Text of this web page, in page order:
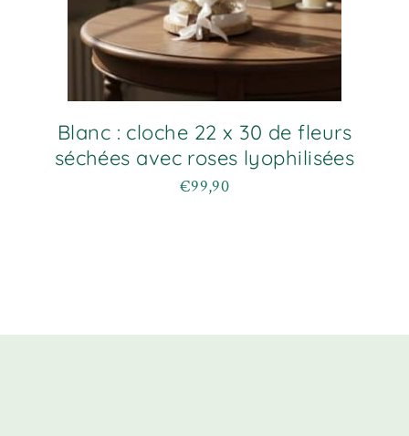
Blanc : cloche 22 x 30 de fleurs
séchées avec roses lyophilisées
€99,90